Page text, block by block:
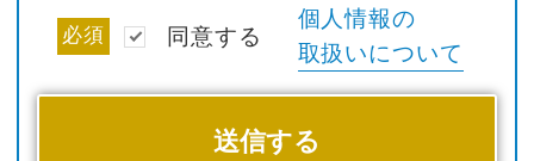
必須 同意する
個人情報の
取扱いについて